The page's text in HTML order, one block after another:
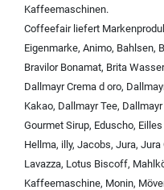
Kaffeemaschinen.
Coffeefair liefert
Eigenmarke, Animo, Bahlsen,
Bravilor Bonamat, Brita
Dallmayr Crema d oro,
Kakao, Dallmayr Tee,
Gourmet Sirup, Eduscho,
Hellma, illy, Jacobs, Jura, Jura
Lavazza, Lotus Biscoff,
Kaffeemaschine, Monin,